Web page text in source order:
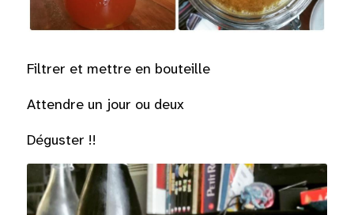
Filtrer et mettre en bouteille
Attendre un jour ou deux
Déguster !!